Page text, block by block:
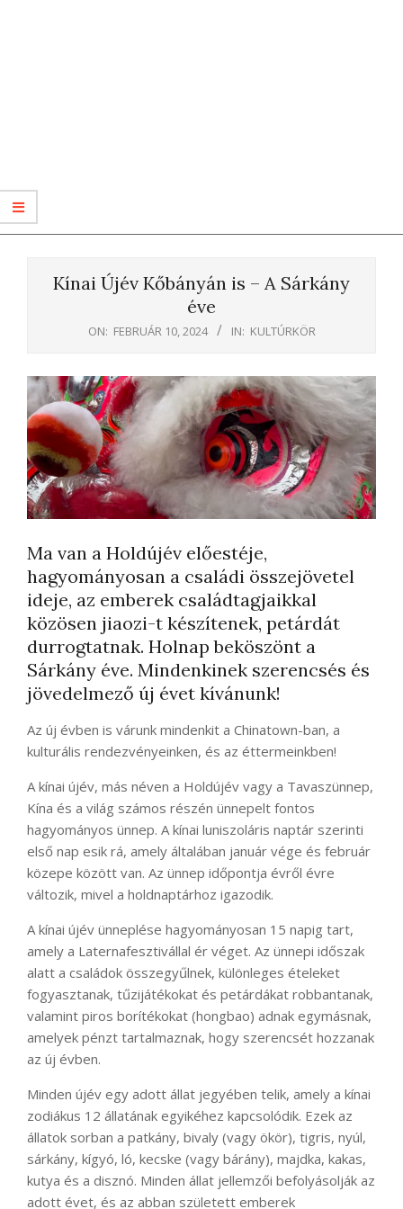
Kínai Újév Kőbányán is – A Sárkány
éve
ON: FEBRUÁR 10, 2024 IN: KULTÚRKÖR
Ma van a Holdújév előestéje,
hagyományosan a családi összejövetel
ideje, az emberek családtagjaikkal
közösen jiaozi-t készítenek, petárdát
durrogtatnak. Holnap beköszönt a
Sárkány éve. Mindenkinek szerencsés és
jövedelmező új évet kívánunk!
Az új évben is várunk mindenkit a Chinatown-ban, a
kulturális rendezvényeinken, és az éttermeinkben!
A kínai újév, más néven a Holdújév vagy a Tavaszünnep,
Kína és a világ számos részén ünnepelt fontos
hagyományos ünnep. A kínai luniszoláris naptár szerinti
első nap esik rá, amely általában január vége és február
közepe között van. Az ünnep időpontja évről évre
változik, mivel a holdnaptárhoz igazodik.
A kínai újév ünneplése hagyományosan 15 napig tart,
amely a Laternafesztivállal ér véget. Az ünnepi időszak
alatt a családok összegyűlnek, különleges ételeket
fogyasztanak, tűzijátékokat és petárdákat robbantanak,
valamint piros borítékokat (hongbao) adnak egymásnak,
amelyek pénzt tartalmaznak, hogy szerencsét hozzanak
az új évben.
Minden újév egy adott állat jegyében telik, amely a kínai
zodiákus 12 állatának egyikéhez kapcsolódik. Ezek az
állatok sorban a patkány, bivaly (vagy ökör), tigris, nyúl,
sárkány, kígyó, ló, kecske (vagy bárány), majdka, kakas,
kutya és a disznó. Minden állat jellemzői befolyásolják az
adott évet, és az abban született emberek